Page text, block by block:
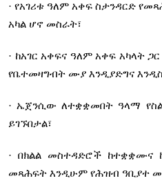
· የአገሪቱ ዓለም አቀፍ ስታንዳርድ
አካል ሆኖ መስራት፣
· ከአገር አቀፍና ዓለም አቀፍ አካላት
የቤተመዛግብት ሙያ እንዲያድግና
· ኤጀንሲው ለተቋቋመበት ዓላማ
ይገኙበታል፣
· በክልል መስተዳድሮች
መጻሕፍት እንዲሁም የሕዝብ ዓቢያተ